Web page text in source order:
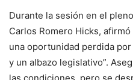
Durante la sesión en el
Carlos Romero Hicks,
una oportunidad perdida
y un albazo legislativo”.